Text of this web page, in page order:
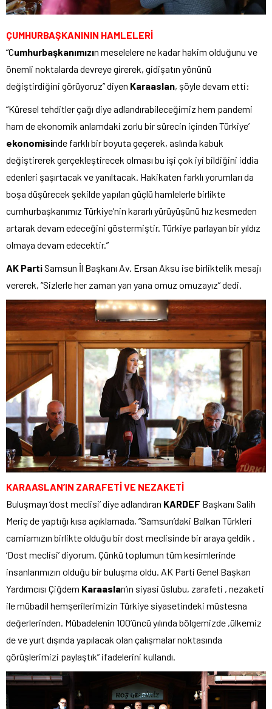
ÇUMHURBAŞKANININ HAMLELERİ
“Cumhurbaşkanımızın meselelere ne kadar hakim olduğunu ve
önemli noktalarda devreye girerek, gidişatın yönünü
değiştirdiğini görüyoruz” diyen Karaaslan, şöyle devam etti:
“Küresel tehditler çağı diye adlandırabileceğimiz hem pandemi
ham de ekonomik anlamdaki zorlu bir sürecin içinden Türkiye’
ekonomisinde farklı bir boyuta geçerek, aslında kabuk
değiştirerek gerçekleştirecek olması bu işi çok iyi bildiğini iddia
edenleri şaşırtacak ve yanıltacak. Hakikaten farklı yorumları da
boşa düşürecek şekilde yapılan güçlü hamlelerle birlikte
cumhurbaşkanımız Türkiye’nin kararlı yürüyüşünü hız kesmeden
artarak devam edeceğini göstermiştir. Türkiye parlayan bir yıldız
olmaya devam edecektir.”
AK PartiSamsun İl Başkanı Av. Ersan Aksu ise birliktelik mesajı
vererek, “Sizlerle her zaman yan yana omuz omuzayız” dedi.
KARAASLAN’IN ZARAFETİ VE NEZAKETİ
Buluşmayı ‘dost meclisi’ diye adlandıran KARDEF Başkanı Salih
Meriç de yaptığı kısa açıklamada, “Samsun’daki Balkan Türkleri
camiamızın birlikte olduğu bir dost meclisinde bir araya geldik .
‘Dost meclisi’ diyorum. Çünkü toplumun tüm kesimlerinde
insanlarımızın olduğu bir buluşma oldu. AK Parti Genel Başkan
Yardımcısı Çiğdem Karaaslan’ın siyasi üslubu, zarafeti , nezaketi
ile mübadil hemşerilerimizin Türkiye siyasetindeki müstesna
değerlerinden. Mübadelenin 100’üncü yılında bölgemizde ,ülkemiz
de ve yurt dışında yapılacak olan çalışmalar noktasında
görüşlerimizi paylaştık” ifadelerini kullandı.